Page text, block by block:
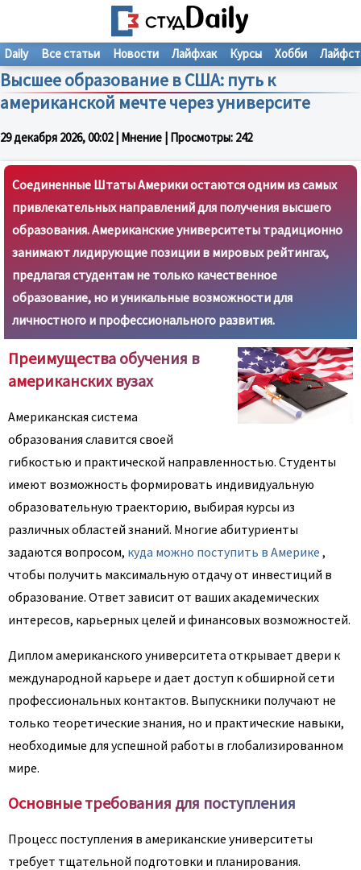
Высшее образование в США: путь к
американской мечте через университе
29 декабря 2026, 00:02| Мнение | Просмотры: 242
Daily Все статьи Новости Лайфхак Курсы Хобби
Соединенные Штаты Америки остаются одним из самых
привлекательных направлений для получения высшего
образования. Американские университеты традиционно
занимают лидирующие позиции в мировых рейтингах,
предлагая студентам не только качественное
образование, но и уникальные возможности для
личностного и профессионального развития.
Преимущества обучения в
американских вузах
Американская система
образования славится своей
гибкостью и практической направленностью. Студенты
имеют возможность формировать индивидуальную
образовательную траекторию, выбирая курсы из
различных областей знаний. Многие абитуриенты
задаются вопросом, куда можно поступить в Америке ,
чтобы получить максимальную отдачу от инвестиций в
образование. Ответ зависит от ваших академических
интересов, карьерных целей и финансовых возможностей.
Диплом американского университета открывает двери к
международной карьере и дает доступ к обширной сети
профессиональных контактов. Выпускники получают не
только теоретические знания, но и практические навыки,
необходимые для успешной работы в глобализированном
мире.
Основные требования для поступления
Процесс поступления в американские университеты
требует тщательной подготовки и планирования.